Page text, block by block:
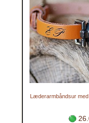
Læderarmbåndsur